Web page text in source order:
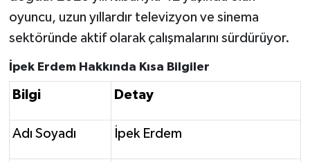
oyuncu, uzun yıllardır televizyon ve sinema
sektöründe aktif olarak çalışmalarını sürdürüyor.
İpek Erdem Hakkında Kısa Bilgiler
Bilgi Detay
Adı Soyadı İpek Erdem